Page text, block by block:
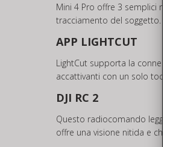
Mini 4 Pro offre 3 semplici
tracciamento del soggetto.
APP LIGHTCUT
LightCut supporta la
accattivanti con un solo tocco
DJI RC 2
Questo radiocomando
offre una visione nitida e